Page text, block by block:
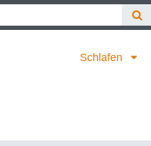
Schlafen